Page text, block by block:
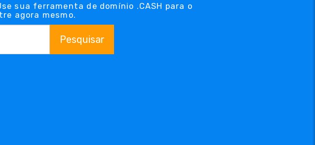
sua ferramenta de domínio .CASH para o
agora mesmo.
Pesquisar